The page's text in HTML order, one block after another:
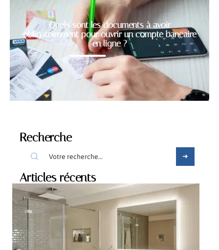
Quels sont les documents à avoir
obligatoirement pour ouvrir un compte bancaire
en ligne ?
Recherche
Articles récents